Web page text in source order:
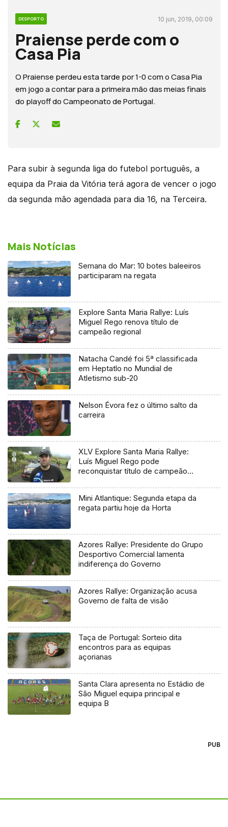
DESPORTO 10 jun, 2019, 00:09
Praiense perde com o
Casa Pia
O Praiense perdeu esta tarde por 1-0 com o Casa Pia
em jogo a contar para a primeira mão das meias finais
do playoff do Campeonato de Portugal.
Para subir à segunda liga do futebol português, a
equipa da Praia da Vitória terá agora de vencer o jogo
da segunda mão agendada para dia 16, na Terceira.
Mais Notícias
Semana do Mar: 10 botes baleeiros
participaram na regata
Explore Santa Maria Rallye: Luís
Miguel Rego renova título de
campeão regional
Natacha Candé foi 5ª classificada
em Heptatlo no Mundial de
Atletismo sub-20
Nelson Évora fez o último salto da
carreira
XLV Explore Santa Maria Rallye:
Luís Miguel Rego pode
reconquistar título de campeão
Mini Atlantique: Segunda etapa da
regata partiu hoje da Horta
Azores Rallye: Presidente do Grupo
Desportivo Comercial lamenta
indiferença do Governo
Azores Rallye: Organização acusa
Governo de falta de visão
Taça de Portugal: Sorteio dita
encontros para as equipas
açorianas
Santa Clara apresenta no Estádio de
São Miguel equipa principal e
equipa B
PUB